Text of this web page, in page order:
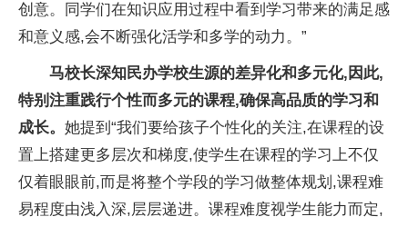
创意。同学们在知识应用过程中看到学习带来的满足感
和意义感,会不断强化活学和多学的动力。”
马校长深知民办学校生源的差异化和多元化,因此,
特别注重践行个性而多元的课程,确保高品质的学习和
成长。 她提到“我们要给孩子个性化的关注,在课程的设
置上搭建更多层次和梯度,使学生在课程的学习上不仅
仅着眼眼前,而是将整个学段的学习做整体规划,课程难
易程度由浅入深,层层递进。课程难度视学生能力而定,